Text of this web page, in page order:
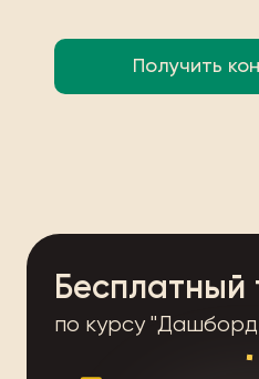
Получить
по курсу "Дашборд
Бесплатный